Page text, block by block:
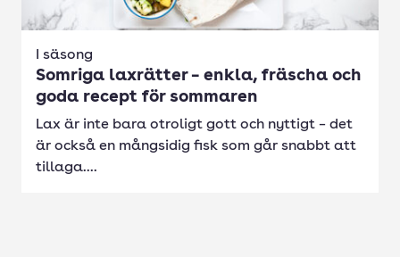
I säsong
Somriga laxrätter – enkla, fräscha och
goda recept för sommaren
Lax är inte bara otroligt gott och nyttigt – det
är också en mångsidig fisk som går snabbt att
tillaga....